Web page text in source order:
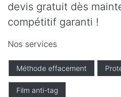
devis gratuit dès
compétitif garanti !
Nos services
Méthode effacement
Film anti-tag